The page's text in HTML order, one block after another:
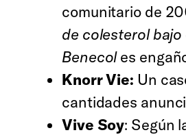
comunitario de
de colesterol bajo
Benecoles
Knorr Vie: Un
cantidades
Vive Soy: Según